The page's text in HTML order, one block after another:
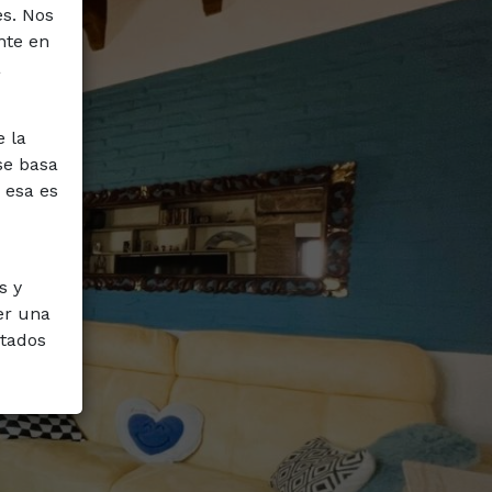
Nos
en
la
basa
es
y
una